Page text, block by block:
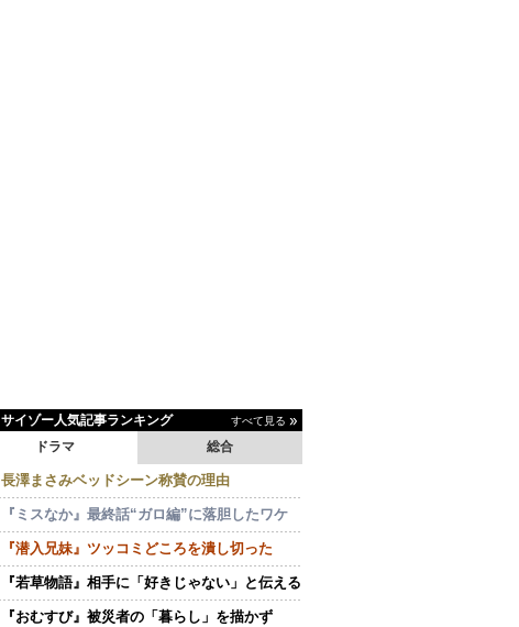
サイゾー人気記事ランキング すべて見る
ドラマ 総合
長澤まさみベッドシーン称賛の理由
『ミスなか』最終話“ガロ編”に落胆したワケ
『潜入兄妹』ツッコミどころを潰し切った
『若草物語』相手に「好きじゃない」と伝える
『おむすび』被災者の「暮らし」を描かず